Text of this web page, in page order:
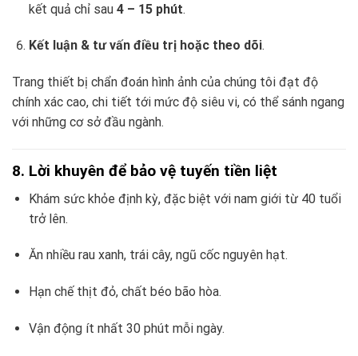
kết quả chỉ sau 4 – 15 phút.
Kết luận & tư vấn điều trị hoặc theo dõi.
Trang thiết bị chẩn đoán hình ảnh của chúng tôi đạt độ
chính xác cao, chi tiết tới mức độ siêu vi, có thể sánh ngang
với những cơ sở đầu ngành.
8. Lời khuyên để bảo vệ tuyến tiền liệt
Khám sức khỏe định kỳ, đặc biệt với nam giới từ 40 tuổi
trở lên.
Ăn nhiều rau xanh, trái cây, ngũ cốc nguyên hạt.
Hạn chế thịt đỏ, chất béo bão hòa.
Vận động ít nhất 30 phút mỗi ngày.